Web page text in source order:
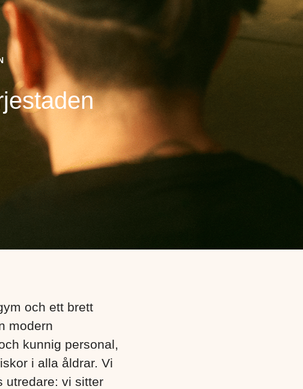
och ett brett
modern
kunnig personal,
i alla åldrar. Vi
utredare: vi sitter